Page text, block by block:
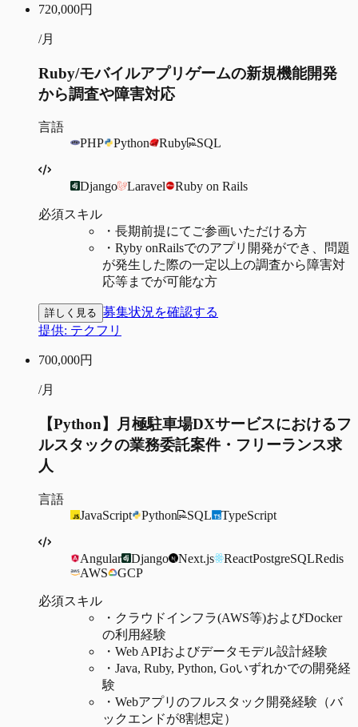
720,000円
/月
Ruby/モバイルアプリゲームの新規機能開発
から調査や障害対応
言語
PHP
Python Ruby SQL
Django Laravel Ruby on Rails
必須スキル
・ 長期前提にてご参画いただける方
・ Ryby onRailsでのアプリ開発ができ、問題
が発生した際の一定以上の調査から障害対
応等までが可能な方
詳しく見る 募集状況を確認する
提供: テクフリ
700,000円
/月
【Python】月極駐車場DXサービスにおけるフ
ルスタックの業務委託案件・フリーランス求
人
言語
JavaScript
Python SQL TypeScript
Angular Django Next.js ReactPostgreSQLRedis
AWS
GCP
必須スキル
・ クラウドインフラ(AWS等)およびDocker
の利用経験
・ Web APIおよびデータモデル設計経験
・ Java, Ruby, Python, Goいずれかでの開発経
験
・ Webアプリのフルスタック開発経験（バ
ックエンドが8割想定）